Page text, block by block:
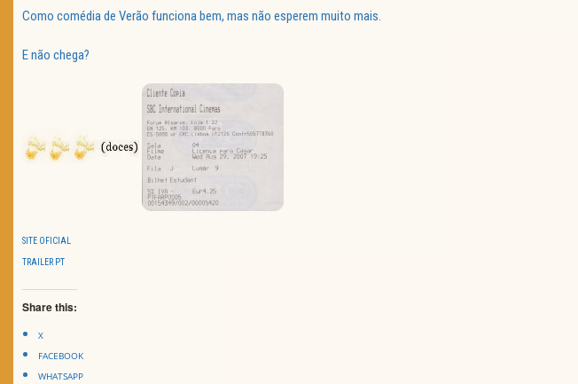
Como comédia de Verão funciona bem, mas não esperem muito mais.
E não chega?
SITE OFICIAL
TRAILER PT
Share this:
X
FACEBOOK
WHATSAPP